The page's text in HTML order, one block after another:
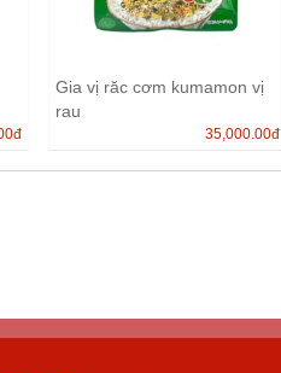
đ
Gia vị răc cơm kumamon vị
rau
35,000.00đ